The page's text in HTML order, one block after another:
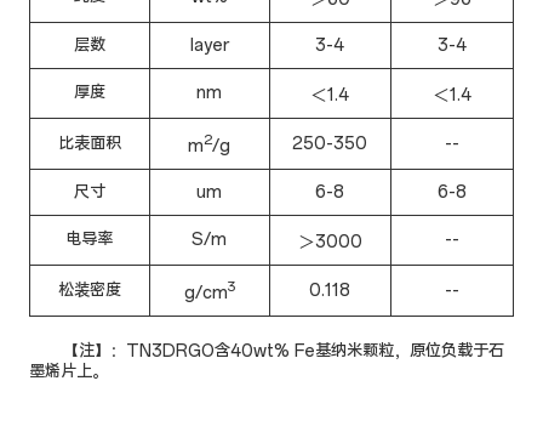
层数 layer 3-4 3-4
厚度 nm ＜1.4 ＜1.4
比表面积 m2/g 250-350 --
尺寸 um 6-8 6-8
电导率 S/m ＞3000 --
松装密度 g/cm3 0.118 --
【注】：TN3DRGO含40wt% Fe基纳米颗粒，原位负载于石
墨烯片上。